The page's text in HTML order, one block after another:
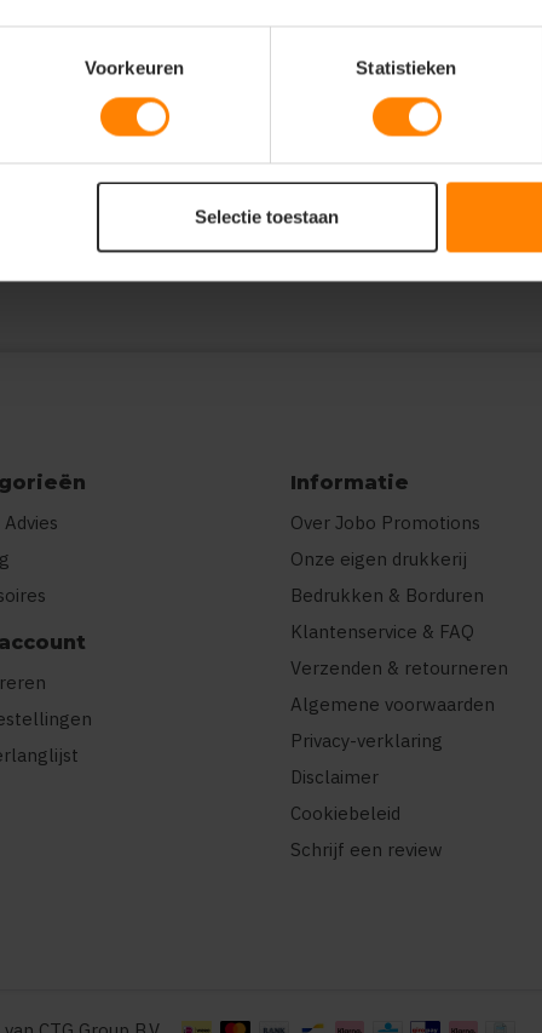
Voorkeuren Statistieken
Selectie toestaan
windproof,
zwart handvat.
Informatie
Over Jobo Promotions
Onze eigen drukkerij
Bedrukken & Borduren
Klantenservice & FAQ
Verzenden & retourneren
Algemene voorwaarden
Privacy-verklaring
Disclaimer
Cookiebeleid
Schrijf een review